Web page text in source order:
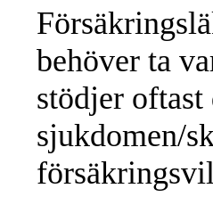
behöver ta
stödjer oftast
sjukdomen/